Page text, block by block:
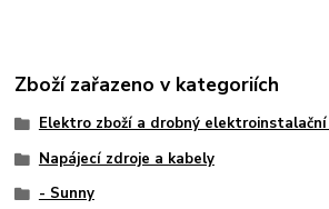
Zboží zařazeno v kategoriích
Elektro zboží a drobný
Napájecí zdroje a kabely
- Sunny